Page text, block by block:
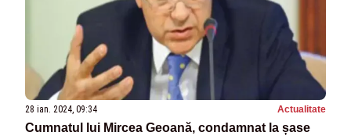
28 ian. 2024, 09:34 Actualitate
Cumnatul lui Mircea Geoană, condamnat la șase